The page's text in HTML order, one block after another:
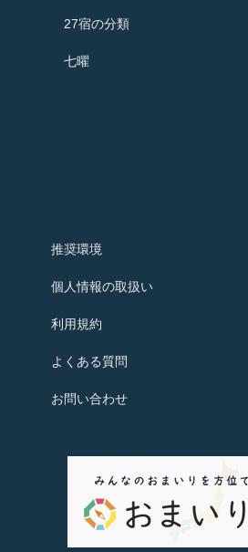
27宿の分類
七曜
推奨環境
個人情報の取扱い
利用規約
よくある質問
お問い合わせ